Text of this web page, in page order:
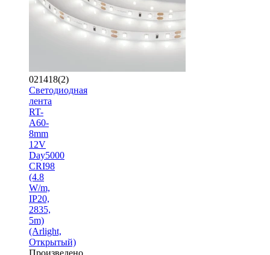
021418(2)
Светодиодная
лента
RT-
A60-
8mm
12V
Day5000
CRI98
(4.8
W/m,
IP20,
2835,
5m)
(Arlight,
Открытый)
Произведено